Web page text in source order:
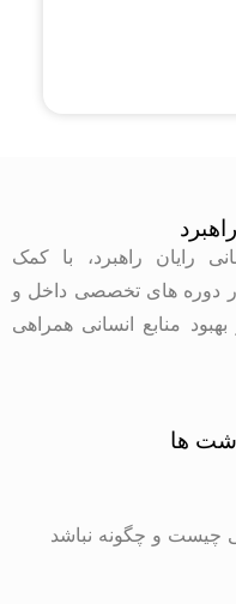
رایان راهبرد، با کمک
دوره های تخصصی داخل و
منابع انسانی همراهی
ها
چیست و چگونه نباشد